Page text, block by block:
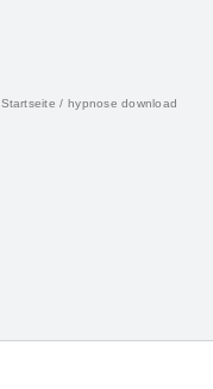
Startseite hypnose download